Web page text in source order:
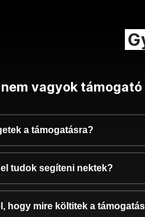
vagyok támogató
a támogatásra?
tudok segíteni nektek?
hogy mire költitek a